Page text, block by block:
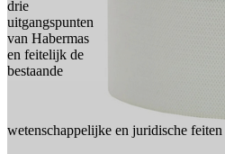
drie
uitgangspunten
van Habermas
en feitelijk de
bestaande
wetenschappelijke en juridische